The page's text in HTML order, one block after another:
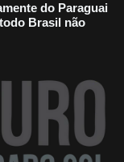
do Paraguai
Brasil não